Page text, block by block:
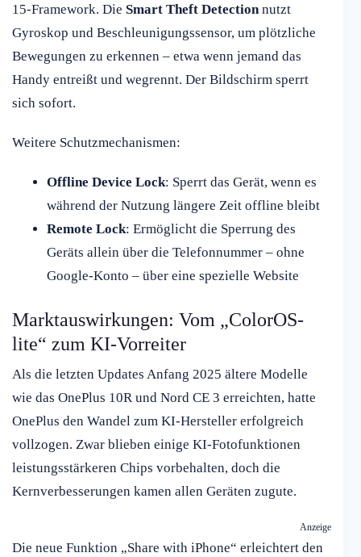
15-Framework. Die Smart Theft Detection nutzt
Gyroskop und Beschleunigungssensor, um plötzliche
Bewegungen zu erkennen – etwa wenn jemand das
Handy entreißt und wegrennt. Der Bildschirm sperrt
sich sofort.
Weitere Schutzmechanismen:
Offline Device Lock: Sperrt das Gerät, wenn es
während der Nutzung längere Zeit offline bleibt
Remote Lock: Ermöglicht die Sperrung des
Geräts allein über die Telefonnummer – ohne
Google-Konto – über eine spezielle Website
Marktauswirkungen: Vom „ColorOS-
lite“ zum KI-Vorreiter
Als die letzten Updates Anfang 2025 ältere Modelle
wie das OnePlus 10R und Nord CE 3 erreichten, hatte
OnePlus den Wandel zum KI-Hersteller erfolgreich
vollzogen. Zwar blieben einige KI-Fotofunktionen
leistungsstärkeren Chips vorbehalten, doch die
Kernverbesserungen kamen allen Geräten zugute.
Anzeige
Die neue Funktion „Share with iPhone“ erleichtert den